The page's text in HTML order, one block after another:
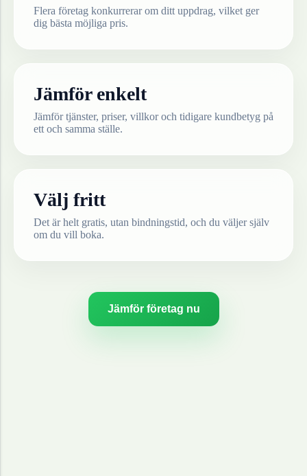
Flera företag konkurrerar om ditt uppdrag, vilket ger
dig bästa möjliga pris.
Jämför enkelt
Jämför tjänster, priser, villkor och tidigare kundbetyg på
ett och samma ställe.
Välj fritt
Det är helt gratis, utan bindningstid, och du väljer själv
om du vill boka.
Jämför företag nu